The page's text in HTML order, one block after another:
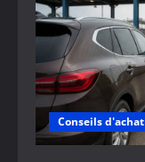
Conseils d'achat